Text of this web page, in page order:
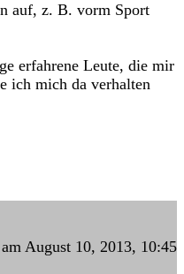
auf, z. B. vorm Sport
erfahrene Leute, die mir
ich mich da verhalten
August 10, 2013, 10:45